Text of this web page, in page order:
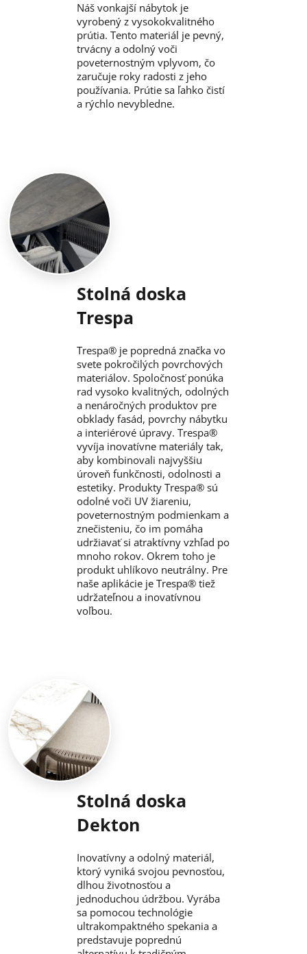
Náš vonkajší nábytok je
vyrobený z vysokokvalitného
prútia. Tento materiál je pevný,
trvácny a odolný voči
poveternostným vplyvom, čo
zaručuje roky radosti z jeho
používania. Prútie sa ľahko čistí
a rýchlo nevybledne.
Stolná doska
Trespa
Trespa® je popredná značka vo
svete pokročilých povrchových
materiálov. Spoločnosť ponúka
rad vysoko kvalitných, odolných
a nenáročných produktov pre
obklady fasád, povrchy nábytku
a interiérové úpravy. Trespa®
vyvíja inovatívne materiály tak,
aby kombinovali najvyššiu
úroveň funkčnosti, odolnosti a
estetiky. Produkty Trespa® sú
odolné voči UV žiareniu,
poveternostným podmienkam a
znečisteniu, čo im pomáha
udržiavať si atraktívny vzhľad po
mnoho rokov. Okrem toho je
produkt uhlíkovo neutrálny. Pre
naše aplikácie je Trespa® tiež
udržateľnou a inovatívnou
voľbou.
Stolná doska
Dekton
Inovatívny a odolný materiál,
ktorý vyniká svojou pevnosťou,
dlhou životnosťou a
jednoduchou údržbou. Vyrába
sa pomocou technológie
ultrakompaktného spekania a
predstavuje poprednú